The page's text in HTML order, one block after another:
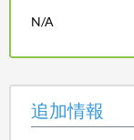
N/A
追加情報